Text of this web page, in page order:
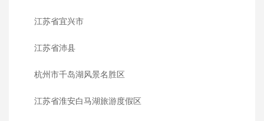
江苏省宜兴市
江苏省沛县
杭州市千岛湖风景名胜区
江苏省淮安白马湖旅游度假区